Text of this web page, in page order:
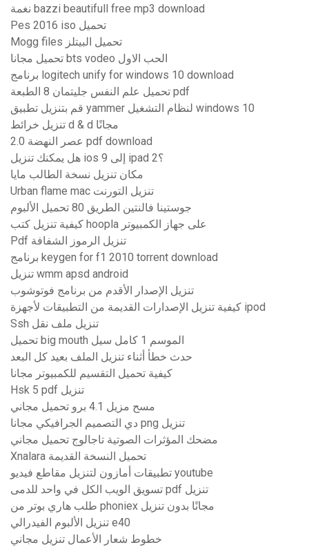
نغمة bazzi beautifull free mp3 download
Pes 2016 iso تحميل
Mogg files تحميل البيتلز
تحميل مجانا bts vodeo الحب الاول
برنامج logitech unify for windows 10 download
تحميل علم النفس جليتمان 8 الطبعة pdf
قم بتنزيل تطبيق yammer لنظام التشغيل windows 10
تنزيل خرائط d & d مجانًا
عصر النهضة 2.0 pdf download
هل يمكنك تنزيل ios 9 إلى ipad 2؟
مكان تنزيل نسخة الطالب مايا
Urban flame mac تنزيل التورنت
جوستينا فالنتين الطريق 80 تحميل الألبوم
كيفية تنزيل كتب hoopla على جهاز الكمبيوتر
Pdf تنزيل الرموز الشفافة
برنامج keygen for f1 2010 torrent download
تنزيل wmm apsd android
تنزيل الإصدار الأقدم من برنامج فوتوشوب
كيفية تنزيل الإصدارات القديمة من التطبيقات لأجهزة ipod
Ssh تنزيل ملف نقل
تحميل big mouth الموسم 1 كامل سيل
حدث خطأ أثناء تنزيل الملف بعيد كل البعد
كيفية تحميل التقسيم للكمبيوتر مجانا
Hsk 5 pdf تنزيل
مسح مزيل 4.1 برو تحميل مجاني
دي التصميم الجرافيكي مجانا png تنزيل
مضحك المؤثرات الصوتية تاجالوج تحميل مجاني
Xnalara تحميل النسخة القديمة
تطبيقات أمازون لتنزيل مقاطع فيديو youtube
تسويق الويب الكل في واحد للدمى pdf تنزيل
طلب هاري بوتر من phoniex مجانًا بدون تنزيل
تنزيل الألبوم الفيدرالي e40
خطوط شعار الأعمال تنزيل مجاني